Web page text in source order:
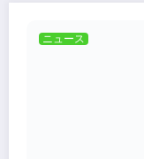
ニュース